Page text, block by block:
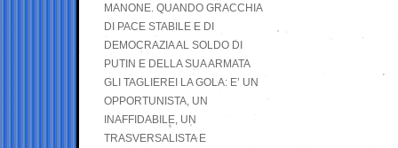
MANONE. QUANDO GRACCHIA
DI PACE STABILE E DI
DEMOCRAZIA AL SOLDO DI
PUTIN E DELLA SUA ARMATA
GLI TAGLIEREI LA GOLA: E’ UN
OPPORTUNISTA, UN
INAFFIDABILE, UN
TRASVERSALISTA E